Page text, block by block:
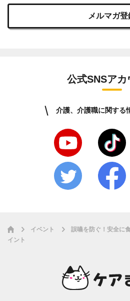
メルマガ登
公式SNSアカ
介護、介護職に関する
イベント
誤嚥を防ぐ！安全に
イント